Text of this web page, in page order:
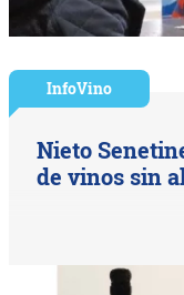
InfoVino
Nieto
de vinos sin